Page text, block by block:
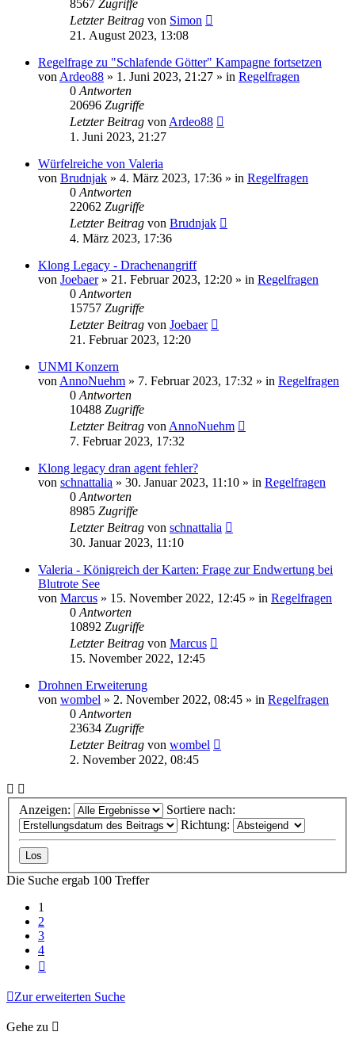
8567 Zugriffe
Letzter Beitrag von Simon
21. August 2023, 13:08
Regelfrage zu "Schlafende Götter" Kampagne fortsetzen
von Ardeo88 » 1. Juni 2023, 21:27 » in Regelfragen
0 Antworten
20696 Zugriffe
Letzter Beitrag von Ardeo88
1. Juni 2023, 21:27
Würfelreiche von Valeria
von Brudnjak » 4. März 2023, 17:36 » in Regelfragen
0 Antworten
22062 Zugriffe
Letzter Beitrag von Brudnjak
4. März 2023, 17:36
Klong Legacy - Drachenangriff
von Joebaer» 21. Februar 2023, 12:20 » in Regelfragen
0 Antworten
15757 Zugriffe
Letzter Beitrag von Joebaer
21. Februar 2023, 12:20
UNMI Konzern
von AnnoNuehm » 7. Februar 2023, 17:32 » in Regelfragen
0 Antworten
10488 Zugriffe
Letzter Beitrag von AnnoNuehm
7. Februar 2023, 17:32
Klong legacy dran agent fehler?
von schnattalia » 30. Januar 2023, 11:10 » in Regelfragen
0 Antworten
8985 Zugriffe
Letzter Beitrag von schnattalia
30. Januar 2023, 11:10
Valeria - Königreich der Karten: Frage zur Endwertung bei
Blutrote See
von Marcus » 15. November 2022, 12:45 » in Regelfragen
0 Antworten
10892 Zugriffe
Letzter Beitrag von Marcus
15. November 2022, 12:45
Drohnen Erweiterung
von wombel » 2. November 2022, 08:45 » in Regelfragen
0 Antworten
23634 Zugriffe
Letzter Beitrag von wombel
2. November 2022, 08:45
Anzeigen:
Sortiere nach:
Richtung:
Die Suche ergab 100 Treffer
1
2
3
4
Zur erweiterten Suche
Gehe zu